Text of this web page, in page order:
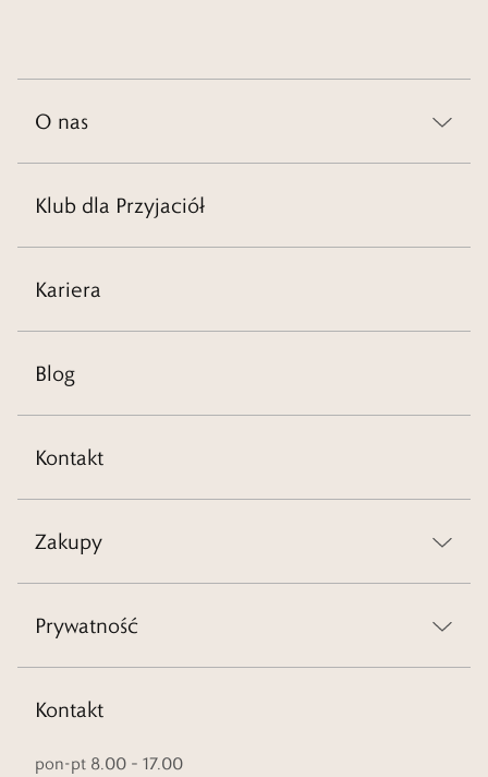
O nas
Klub dla Przyjaciół
Kariera
Blog
Kontakt
Zakupy
Prywatność
Kontakt
pon-pt 8.00 – 17.00